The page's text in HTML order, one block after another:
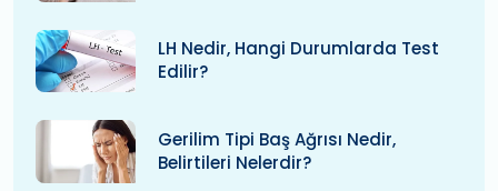
LH Nedir, Hangi Durumlarda Test
Edilir?
Gerilim Tipi Baş Ağrısı Nedir,
Belirtileri Nelerdir?